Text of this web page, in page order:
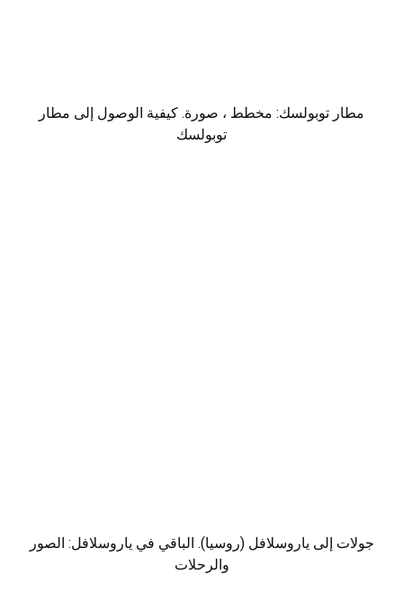
مطار توبولسك: مخطط ، صورة. كيفية الوصول إلى مطار
توبولسك
جولات إلى ياروسلافل (روسيا). الباقي في ياروسلافل: الصور
والرحلات